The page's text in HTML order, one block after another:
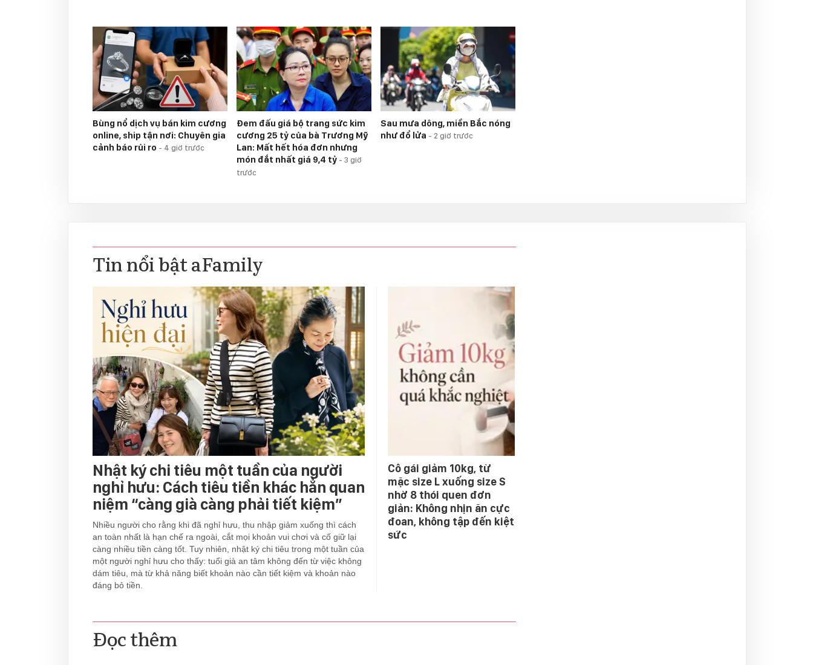
Bùng nổ dịch vụ bán kim cương
online, ship tận nơi: Chuyên gia
cảnh báo rủi ro - 4 giờ trước
Đem đấu giá bộ trang sức kim
cương 25 tỷ của bà Trương Mỹ
Lan: Mất hết hóa đơn nhưng
món đắt nhất giá 9,4 tỷ - 3 giờ
trước
Sau mưa dông, miền Bắc nóng
như đổ lửa - 2 giờ trước
Tin nổi bật aFamily
Nhật ký chi tiêu một tuần của người
nghỉ hưu: Cách tiêu tiền khác hẳn quan
niệm “càng già càng phải tiết kiệm”
Nhiều người cho rằng khi đã nghỉ hưu, thu nhập giảm xuống thì cách
an toàn nhất là hạn chế ra ngoài, cắt mọi khoản vui chơi và cố giữ lại
càng nhiều tiền càng tốt. Tuy nhiên, nhật ký chi tiêu trong một tuần của
một người nghỉ hưu cho thấy: tuổi già an tâm không đến từ việc không
dám tiêu, mà từ khả năng biết khoản nào cần tiết kiệm và khoản nào
đáng bỏ tiền.
Cô gái giảm 10kg, từ
mặc size L xuống size S
nhờ 8 thói quen đơn
giản: Không nhịn ăn cực
đoan, không tập đến kiệt
sức
Đọc thêm